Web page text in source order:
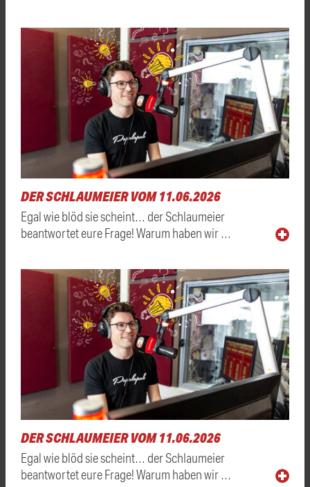
DER SCHLAUMEIER VOM 11.06.2026
Egal wie blöd sie scheint… der Schlaumeier
beantwortet eure Frage! Warum haben wir …
DER SCHLAUMEIER VOM 11.06.2026
Egal wie blöd sie scheint… der Schlaumeier
beantwortet eure Frage! Warum haben wir …